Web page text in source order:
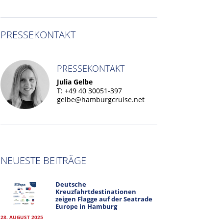
PRESSEKONTAKT
PRESSEKONTAKT
Julia Gelbe
T: +49 40 30051-397
gelbe@hamburgcruise.net
NEUESTE BEITRÄGE
Deutsche
Kreuzfahrtdestinationen
zeigen Flagge auf der Seatrade
Europe in Hamburg
28. AUGUST 2025